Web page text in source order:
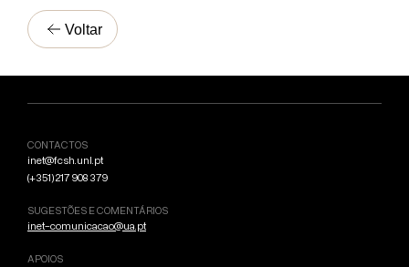
Voltar
CONTACTOS
inet@fcsh.unl.pt
(+351) 217 908 379
SUGESTÕES E COMENTÁRIOS
inet-comunicacao@ua.pt
APOIOS